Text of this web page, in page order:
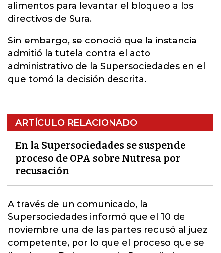
alimentos para levantar el bloqueo a los
directivos de Sura.
Sin embargo, se conoció que la instancia
admitió la tutela contra el acto
administrativo de la Supersociedades en el
que tomó la decisión descrita.
ARTÍCULO RELACIONADO
En la Supersociedades se suspende
proceso de OPA sobre Nutresa por
recusación
A través de un comunicado, la
Supersociedades informó que el 10 de
noviembre una de las partes recusó al juez
competente, por lo que el proceso que se